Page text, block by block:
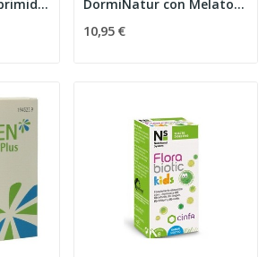
Vitreoclar 30 Comprimidos DormiNatur con Melatonina 30 Comprimidos
10,95 €